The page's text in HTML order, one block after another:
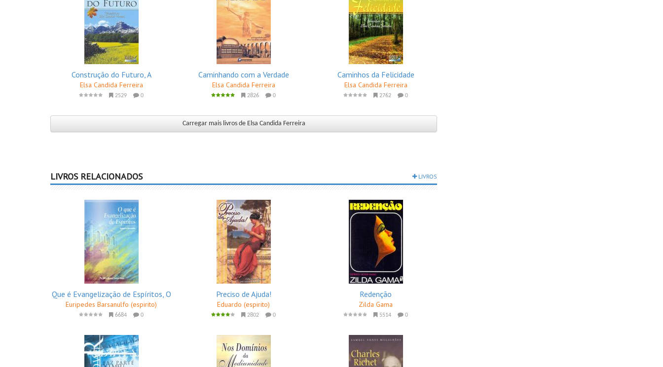
Construção do Futuro, A
Elsa Candida Ferreira
2529 0
Caminhando com a Verdade
Elsa Candida Ferreira
2826 0
Caminhos da Felicidade
Elsa Candida Ferreira
2762 0
Carregar mais livros de Elsa Candida Ferreira
LIVROS RELACIONADOS LIVROS
Que é Evangelização de Espíritos, O
Euripedes Barsanulfo (espirito)
6684 0
Preciso de Ajuda!
Eduardo (espirito)
2802 0
Redenção
Zilda Gama
5514 0